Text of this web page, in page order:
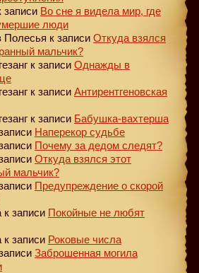
записи Во сне я видела мир, где
люди
Полесья к записи Откуда взялся
мальчик?
к записи Однажды в
к записи Антирентгеновская
к записи Бабушка-вахтерша
Наперекор судьбе
Почему за дедом следят?
Откуда взялся этот
мальчик?
Предупреждение о скорой
к записи Покойные не любят
к записи Роковые числа
Заброшенная могила